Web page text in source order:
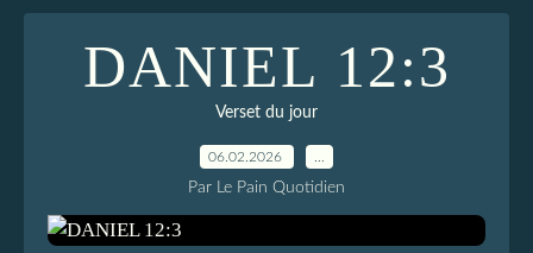
DANIEL 12:3
Verset du jour
06.02.2026
Par Le Pain Quotidien